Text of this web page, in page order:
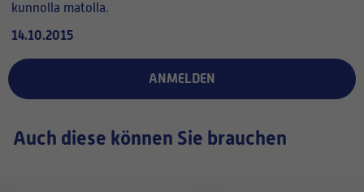
kunnolla matolla.
14.10.2015
ANMELDEN
Auch diese können Sie brauchen